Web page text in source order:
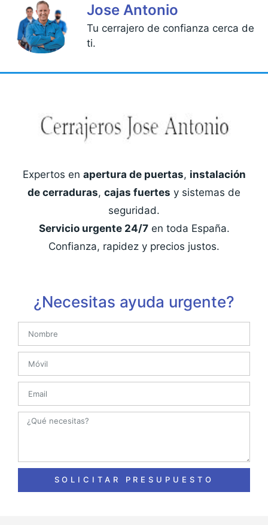
Jose Antonio
Tu cerrajero de confianza cerca de
ti.
Expertos en apertura de puertas, instalación
de cerraduras, cajas fuertes y sistemas de
seguridad.
Servicio urgente 24/7en toda España.
Confianza, rapidez y precios justos.
¿Necesitas ayuda urgente?
SOLICITAR PRESUPUESTO